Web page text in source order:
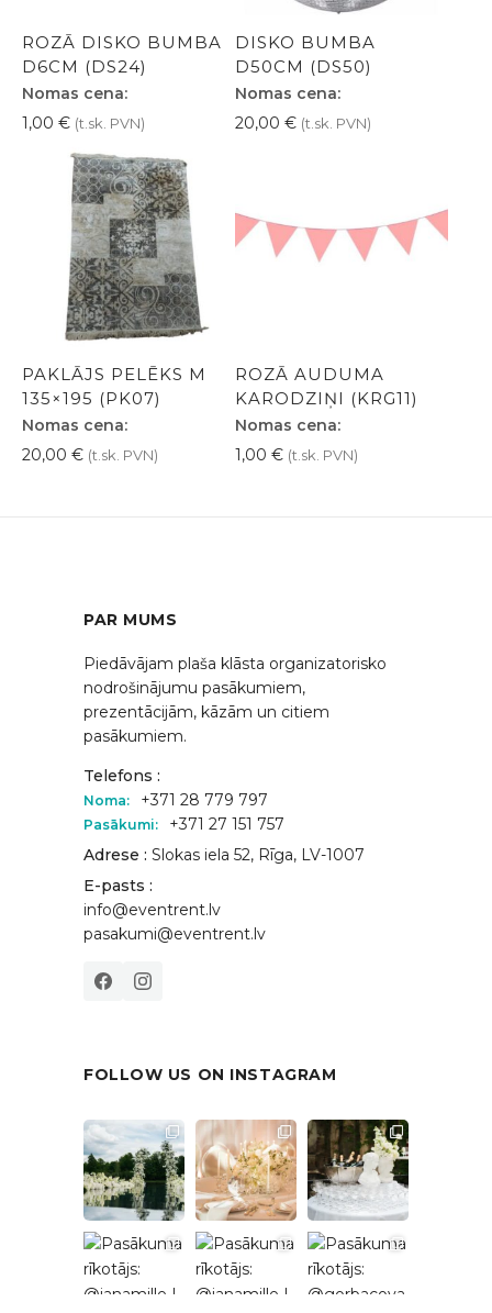
ROZĀ DISKO BUMBA
D6CM (DS24)
Nomas cena:
1,00 € (t.sk. PVN)
DISKO BUMBA
D50CM (DS50)
Nomas cena:
20,00 € (t.sk. PVN)
PAKLĀJS PELĒKS M
135×195 (PK07)
Nomas cena:
20,00 € (t.sk. PVN)
ROZĀ AUDUMA
KARODZIŅI (KRG11)
Nomas cena:
1,00 € (t.sk. PVN)
PAR MUMS
Piedāvājam plaša klāsta organizatorisko
nodrošinājumu pasākumiem,
prezentācijām, kāzām un citiem
pasākumiem.
Telefons :
Noma: +371 28 779 797
Pasākumi:
+371 27 151 757
Adrese : Slokas iela 52, Rīga, LV-1007
E-pasts :
info@eventrent.lv
pasakumi@eventrent.lv
FOLLOW US ON INSTAGRAM